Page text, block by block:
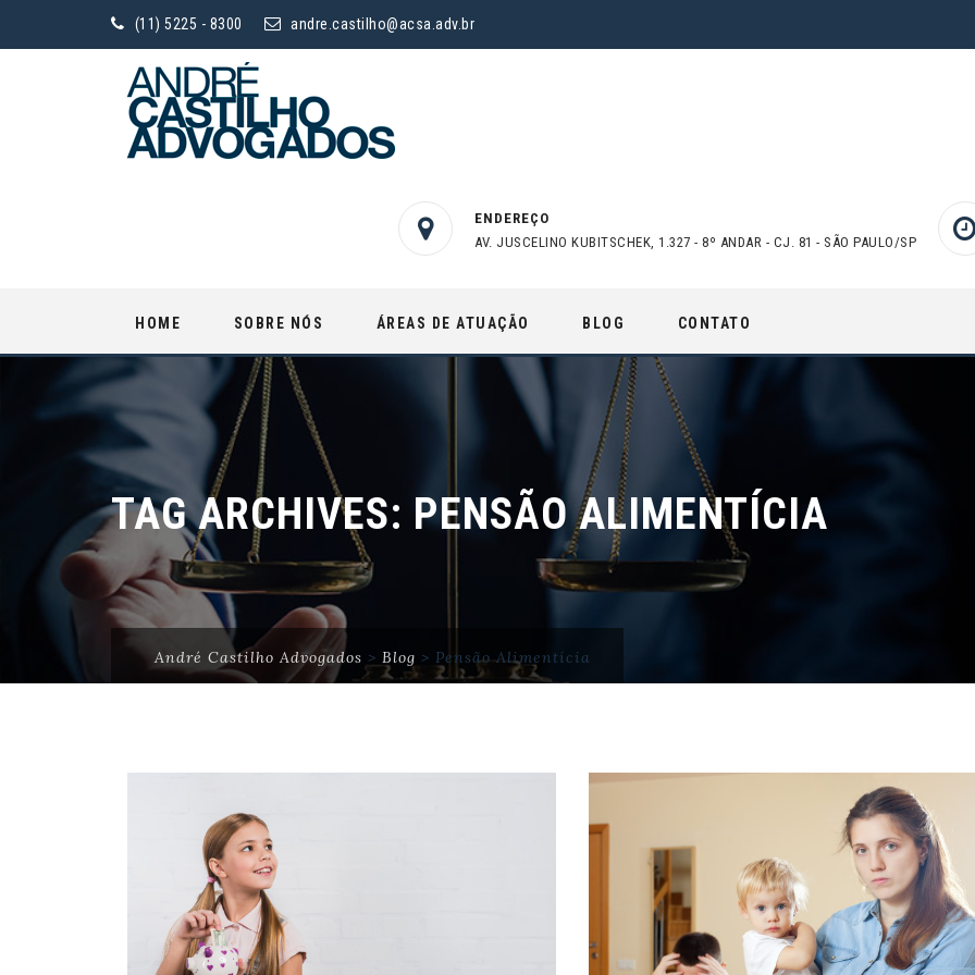
(11) 5225 - 8300 andre.castilho@acsa.adv.br
ENDEREÇO
AV. JUSCELINO KUBITSCHEK, 1.327 - 8º ANDAR - CJ. 81 - SÃO PAULO/SP
content
HOME SOBRE NÓS ÁREAS DE ATUAÇÃO BLOG CONTATO
TAG ARCHIVES: PENSÃO ALIMENTÍCIA
André Castilho Advogados > Blog > Pensão Alimentícia